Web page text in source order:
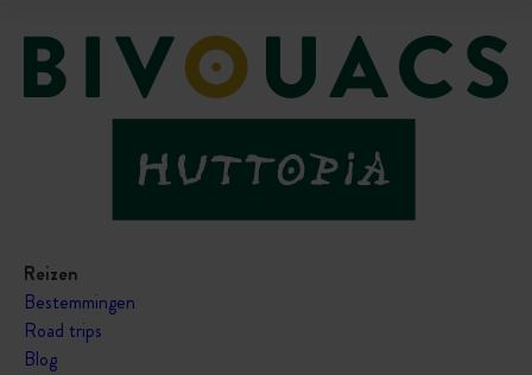
Reizen
Bestemmingen
Road trips
Blog